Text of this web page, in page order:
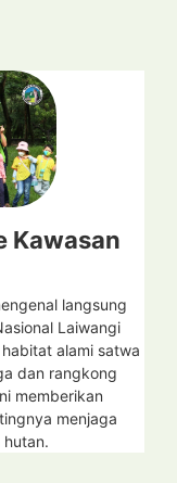
Kawasan
langsung
Laiwangi
alami satwa
dan rangkong
memberikan
menjaga
hutan.